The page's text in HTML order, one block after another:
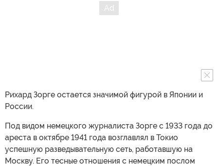
Рихард Зорге остается значимой фигурой в Японии и
России.
Под видом немецкого журналиста Зорге с 1933 года до
ареста в октябре 1941 года возглавлял в Токио
успешную разведывательную сеть, работавшую на
Москву. Его тесные отношения с немецким послом